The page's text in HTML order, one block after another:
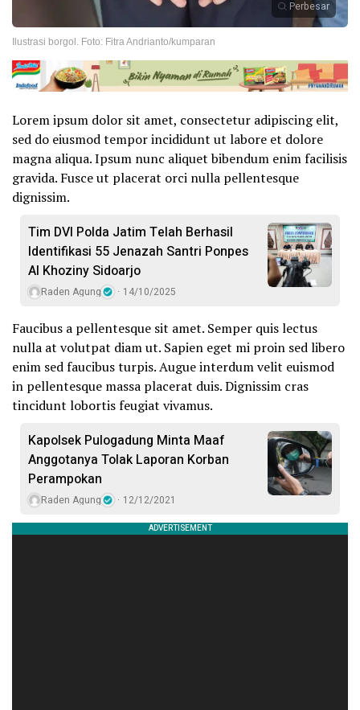
Perbesar
Ilustrasi borgol. Foto: Fitra Andrianto/kumparan
Lorem ipsum dolor sit amet, consectetur adipiscing elit,
sed do eiusmod tempor incididunt ut labore et dolore
magna aliqua. Ipsum nunc aliquet bibendum enim facilisis
gravida. Fusce ut placerat orci nulla pellentesque
dignissim.
Tim DVI Polda Jatim Telah Berhasil
Identifikasi 55 Jenazah Santri Ponpes
Al Khoziny Sidoarjo
Raden Agung 14/10/2025
Faucibus a pellentesque sit amet. Semper quis lectus
nulla at volutpat diam ut. Sapien eget mi proin sed libero
enim sed faucibus turpis. Augue interdum velit euismod
in pellentesque massa placerat duis. Dignissim cras
tincidunt lobortis feugiat vivamus.
Kapolsek Pulogadung Minta Maaf
Anggotanya Tolak Laporan Korban
Perampokan
Raden Agung 12/12/2021